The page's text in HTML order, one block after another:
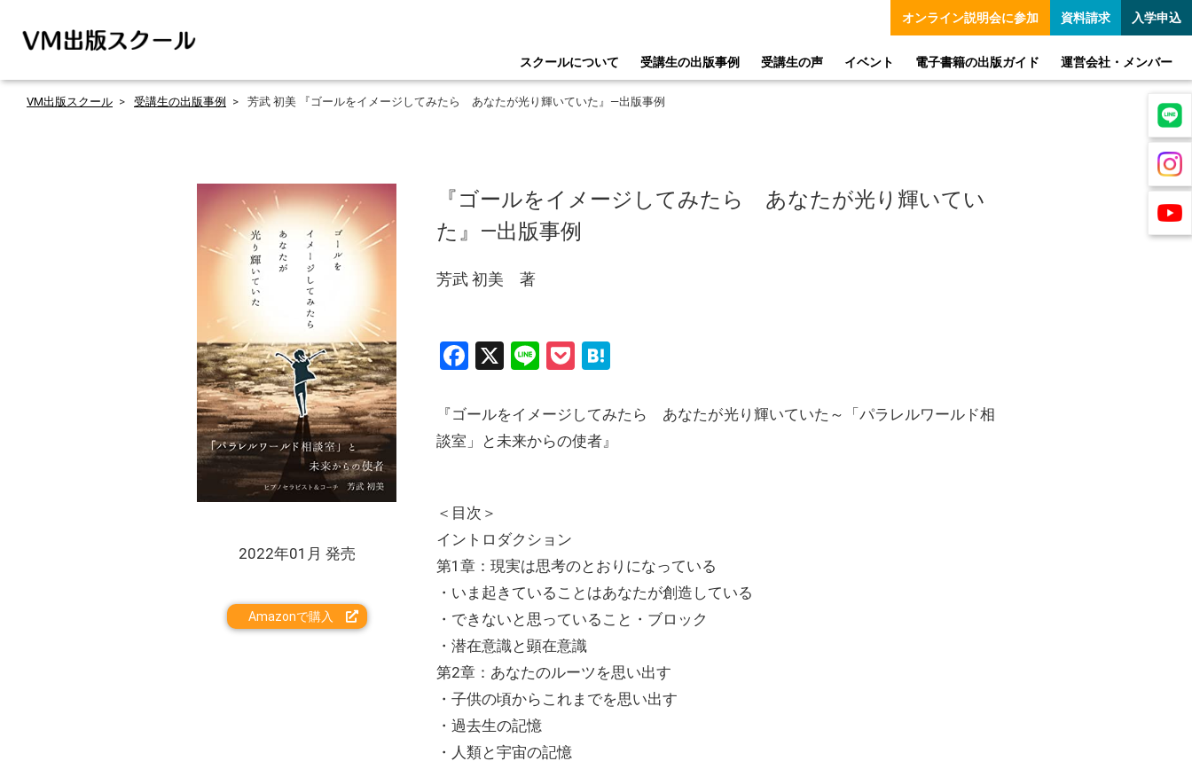
スクールについて 受講生の出版事例 受講生の声 イベント 電子書籍の出版ガイド 運営会社・メンバー
オンライン説明会に参加 資料請求 入学申込
VM出版スクール 受講生の出版事例 芳武 初美 『ゴールをイメージしてみたら あなたが光り輝いていた』―出版事例
2022年01月 発売
Amazonで購入
『ゴールをイメージしてみたら あなたが光り輝いてい
た』―出版事例
芳武 初美 著
Facebook
X LinePocket
『ゴールをイメージしてみたら あなたが光り輝いていた～「パラレルワールド相
談室」と未来からの使者』
＜目次＞
イントロダクション
第1章：現実は思考のとおりになっている
・いま起きていることはあなたが創造している
・できないと思っていること・ブロック
・潜在意識と顕在意識
第2章：あなたのルーツを思い出す
・子供の頃からこれまでを思い出す
・過去生の記憶
・人類と宇宙の記憶